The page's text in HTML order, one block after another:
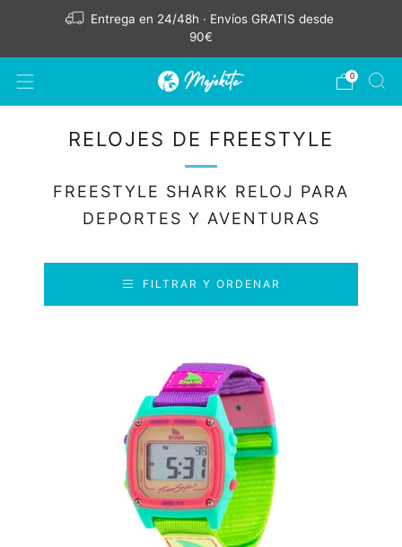
Entrega en 24/48h · Envíos GRATIS desde
90€
0
RELOJES DE FREESTYLE
FREESTYLE SHARK RELOJ PARA
DEPORTES Y AVENTURAS
FILTRAR Y ORDENAR